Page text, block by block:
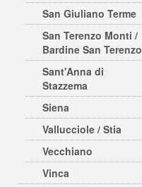
San Giuliano Terme
San Terenzo Monti /
Bardine San Terenzo
Sant'Anna di
Stazzema
Siena
Vallucciole / Stia
Vecchiano
Vinca